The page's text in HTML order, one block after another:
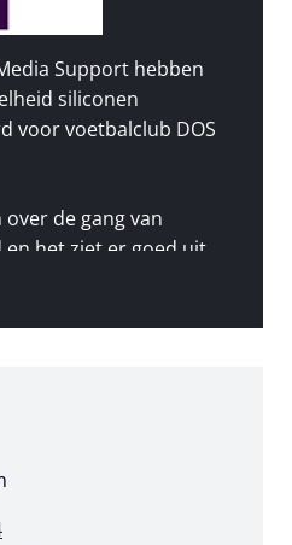
Support hebben
siliconen
voor voetbalclub DOS
de gang van
het ziet er goed uit.
polsbandjes in de
hoe het